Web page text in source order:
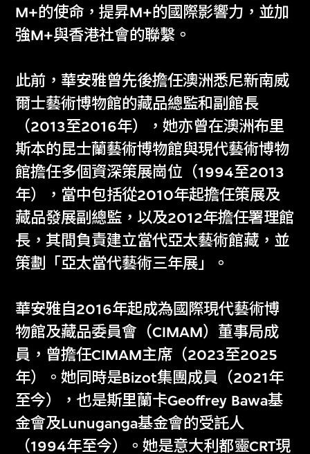
M+的使命，提昇M+的國際影響力，並加
強M+與香港社會的聯繫。
此前，華安雅曾先後擔任澳洲悉尼新南威
爾士藝術博物館的藏品總監和副館長
（2013至2016年），她亦曾在澳洲布里
斯本的昆士蘭藝術博物館與現代藝術博物
館擔任多個資深策展崗位（1994至2013
年），當中包括從2010年起擔任策展及
藏品發展副總監，以及2012年擔任署理館
長，其間負責建立當代亞太藝術館藏，並
策劃「亞太當代藝術三年展」。
華安雅自2016年起成為國際現代藝術博
物館及藏品委員會（CIMAM）董事局成
員，曾擔任CIMAM主席（2023至2025
年）。她同時是Bizot集團成員（2021年
至今），也是斯里蘭卡Geoffrey Bawa基
金會及Lunuganga基金會的受託人
（1994年至今）。她是意大利都靈CRT現
卡絲瑤
M+總監（藏品及展
覽）
崔德煒
M+副總監（博物館
營運）
博物館館長辦公室
Museum Director’s Office